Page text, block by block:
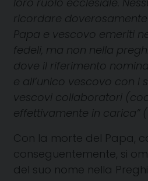
ricordare
Papa e vescovo emeriti
fedeli, ma non nella
dove il riferimento
e all’unico vescovo con i
vescovi collaboratori
effettivamente in carica”
Con la morte del Papa,
conseguentemente, si
del suo nome nella